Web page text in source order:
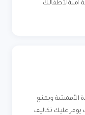
آمنة لأطفالك
الأقمشة ويمنع
عليك تكاليف